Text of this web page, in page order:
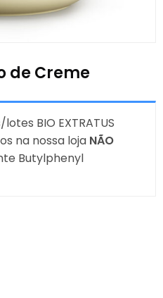
de Creme
BIO EXTRATUS
na nossa loja NÃO
Butylphenyl